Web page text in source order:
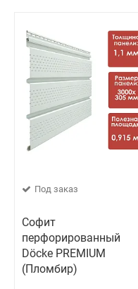
Под заказ
Софит
перфорированный
Döcke PREMIUM
(Пломбир)